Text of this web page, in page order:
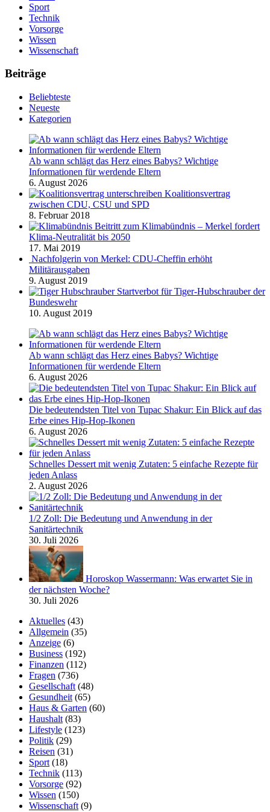
Sport
Technik
Vorsorge
Wissen
Wissenschaft
Beiträge
Beliebteste
Neueste
Kategorien
Ab wann schlägt das Herz eines Babys? Wichtige
Informationen für werdende Eltern
6. August 2026
Koalitionsvertrag
zwischen CDU, CSU und SPD
8. Februar 2018
Beitritt zum Klimabündnis – Merkel fordert
Klima-Neutralität bis 2050
17. Mai 2019
Nachfolgerin von Merkel: CDU-Cheffin erhöht
Militärausgaben
9. August 2019
Startverbot für Tiger-Hubschrauber der
Bundeswehr
10. August 2019
Ab wann schlägt das Herz eines Babys? Wichtige
Informationen für werdende Eltern
6. August 2026
Die bedeutendsten Titel von Tupac Shakur: Ein Blick auf das
Erbe eines Hip-Hop-Ikonen
6. August 2026
Schnelles Dessert mit wenig Zutaten: 5 einfache Rezepte für
jeden Anlass
2. August 2026
1/2 Zoll: Die Bedeutung und Anwendung in der
Sanitärtechnik
30. Juli 2026
Horoskop Wassermann: Was erwartet Sie in
der nächsten Woche?
30. Juli 2026
Aktuelles (43)
Allgemein (35)
Anzeige (6)
Business (192)
Finanzen (112)
Fragen (736)
Gesellschaft (48)
Gesundheit (65)
Haus & Garten (60)
Haushalt (83)
Lifestyle (123)
Politik (29)
Reisen (31)
Sport (18)
Technik (113)
Vorsorge (92)
Wissen (150)
Wissenschaft (9)